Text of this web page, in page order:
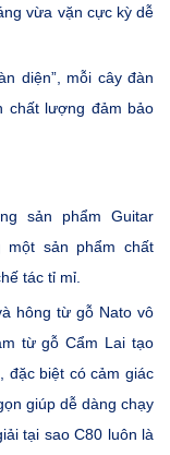
vừa vặn cực kỳ dễ
diện”, mỗi cây đàn
chất lượng đảm bảo
sản phẩm Guitar
một sản phẩm chất
tác tỉ mỉ.
hông từ gỗ Nato vô
từ gỗ Cẩm Lai tạo
đặc biệt có cảm giác
giúp dễ dàng chạy
tại sao C80 luôn là